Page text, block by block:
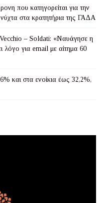
που κατηγορείται για την
στα κρατητήρια της ΓΑΔΑ
– Soldati: «Ναυάγησε η
λόγο για email με αίτημα 60
και στα ενοίκια έως 32,2%,